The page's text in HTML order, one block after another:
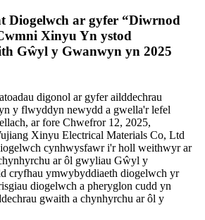
Diogelwch ar gyfer “Diwrnod
Xinyu Yn ystod
Gŵyl y Gwanwyn yn 2025
digonol ar gyfer ailddechrau
y flwyddyn newydd a gwella'r lefel
ar fore Chwefror 12, 2025,
Xinyu Electrical Materials Co, Ltd
cynhwysfawr i'r holl weithwyr ar
ar ôl gwyliau Gŵyl y
cryfhau ymwybyddiaeth diogelwch yr
diogelwch a pheryglon cudd yn
gwaith a chynhyrchu ar ôl y